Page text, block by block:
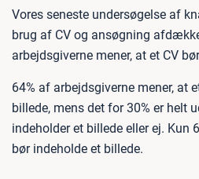
Vores seneste undersøgelse af
brug af CV og ansøgning
arbejdsgiverne mener, at et CV
64% af arbejdsgiverne mener, at
billede, mens det for 30% er helt
indeholder et billede eller ej. Kun
bør indeholde et billede.